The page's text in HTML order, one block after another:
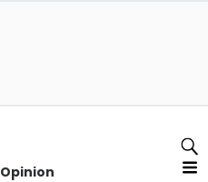
Opinion